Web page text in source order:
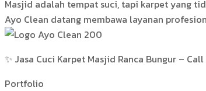
Masjid adalah tempat suci, tapi karpet yang
Ayo Clean datang membawa layanan
✨ Jasa Cuci Karpet Masjid Ranca Bungur –
Portfolio